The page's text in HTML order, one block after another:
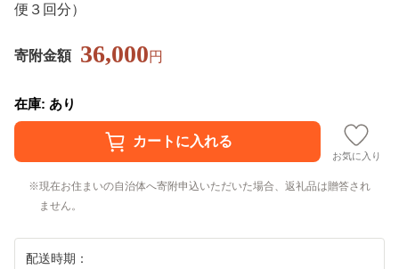
便３回分）
寄附金額 36,000円
在庫: あり
お気に入り
現在お住まいの自治体へ寄附申込いただいた場合、返礼品は贈答され
ません。
配送時期：